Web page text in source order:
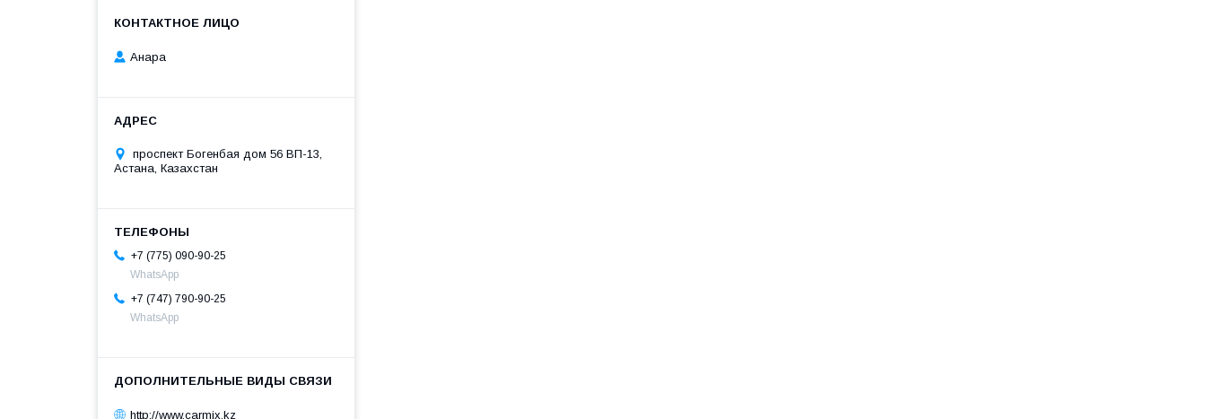
Анара
проспект Богенбая дом 56 ВП-13,
Астана, Казахстан
+7 (775) 090-90-25
WhatsApp
+7 (747) 790-90-25
WhatsApp
http://www.carmix.kz